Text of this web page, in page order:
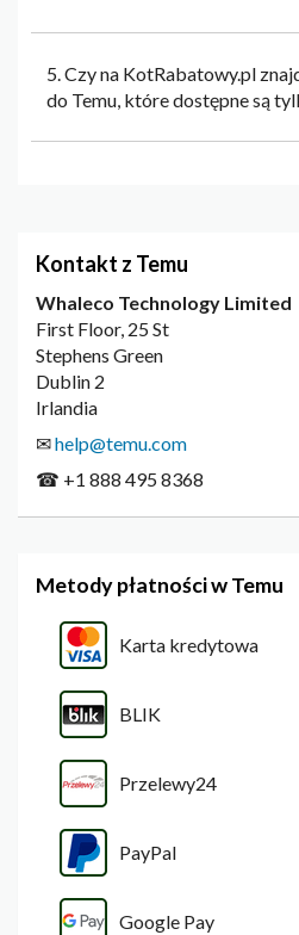
5. Czy na KotRabatowy.pl
do Temu, które dostępne są
Kontakt z Temu
Whaleco Technology Limited
First Floor, 25 St
Stephens Green
Dublin 2
Irlandia
✉help@temu.com
☎ +1 888 495 8368
Metody płatności w Temu
Karta kredytowa
BLIK
Przelewy24
PayPal
Google Pay